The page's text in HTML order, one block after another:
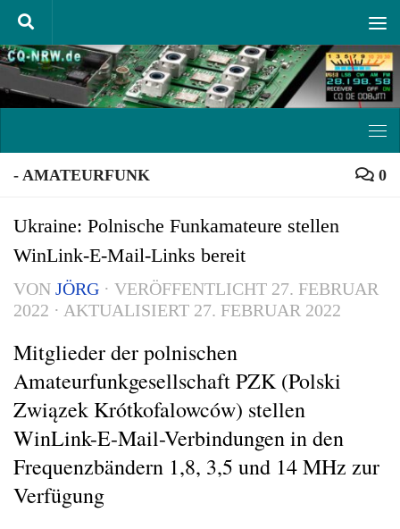
Unter dem Inhalt
- AMATEURFUNK 0
Ukraine: Polnische Funkamateure stellen
WinLink-E-Mail-Links bereit
VON JÖRG · VERÖFFENTLICHT 27. FEBRUAR
2022 · AKTUALISIERT 27. FEBRUAR 2022
Mitglieder der polnischen
Amateurfunkgesellschaft PZK (Polski
Związek Krótkofalowców) stellen
WinLink-E-Mail-Verbindungen in den
Frequenzbändern 1,8, 3,5 und 14 MHz zur
Verfügung